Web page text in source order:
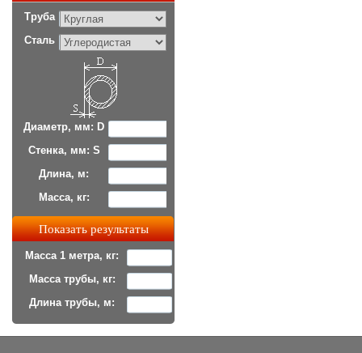
Труба
Сталь
Диаметр, мм: D
Стенка, мм: S
Длина, м:
Масса, кг:
Масса 1 метра, кг:
Масса трубы, кг:
Длина трубы, м: